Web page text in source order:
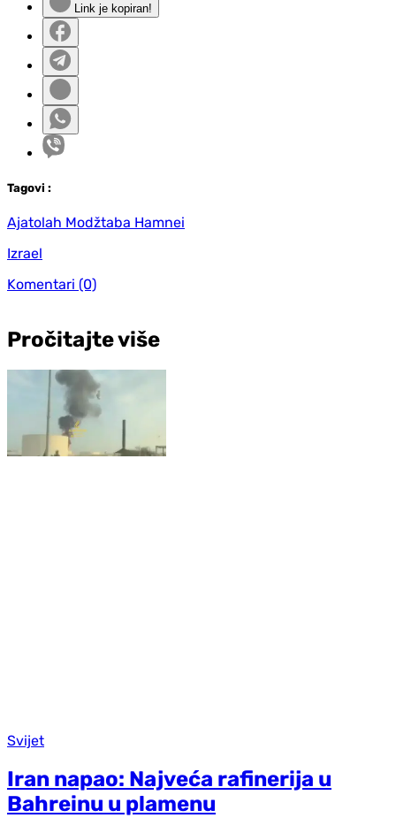
Link je kopiran!
Tagovi :
Ajatolah Modžtaba Hamnei
Izrael
Komentari (0)
Pročitajte više
Svijet
Iran napao: Najveća rafinerija u
Bahreinu u plamenu